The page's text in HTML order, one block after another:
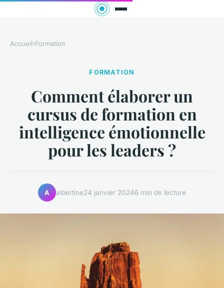
Accueil›Formation
FORMATION
Comment élaborer un
cursus de formation en
intelligence émotionnelle
pour les leaders ?
A albertine24 janvier 20246 min de lecture